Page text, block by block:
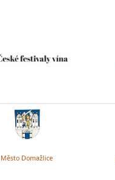
Město Domažlice